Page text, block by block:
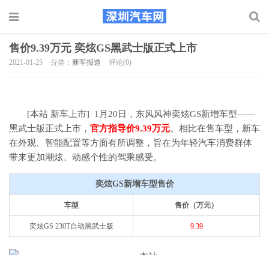
售价9.39万元 奕炫GS黑武士版正式上市
2021-01-25 分类： 新车报道 评论(0)
[本站 新车上市] 1月20日，东风风神奕炫GS新增车型――
黑武士版正式上市， 官方指导价9.39万元。相比在售车型，新车
在外观、智能配置等方面有所调整，旨在为年轻汽车消费群体
带来更加潮炫、动感个性的驾乘感受。
奕炫GS新增车型售价
车型 售价（万元）
奕炫GS 230T自动黑武士版 9.39